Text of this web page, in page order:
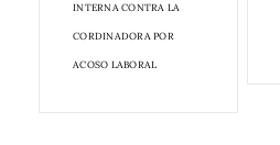
INTERNA CONTRA LA
CORDINADORA POR
ACOSO LABORAL